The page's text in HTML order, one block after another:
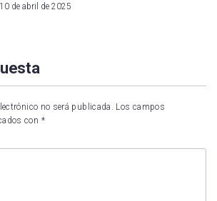
10 de abril de 2025
no será publicada.
Los campos
con *